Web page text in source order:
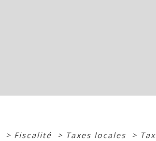
> Fiscalité > Taxes locales >